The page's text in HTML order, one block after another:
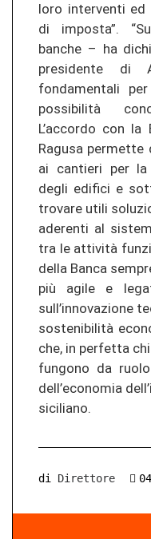
loro interventi
di imposta”.
banche – ha
presidente di
fondamentali
possibilità
L’accordo con la
Ragusa permette
ai cantieri per la
degli edifici e
trovare utili
aderenti al
tra le attività
della Banca
più agile e
sull’innovazione
sostenibilità
che, in perfetta
fungono da
dell’economia
siciliano.
di Direttore